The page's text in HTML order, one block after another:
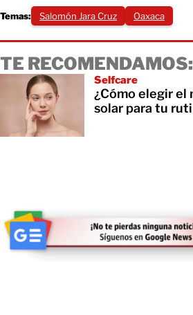
Temas: Salomón Jara Cruz Oaxaca
TE RECOMENDAMOS:
Selfcare
¿Cómo elegir
solar para tu